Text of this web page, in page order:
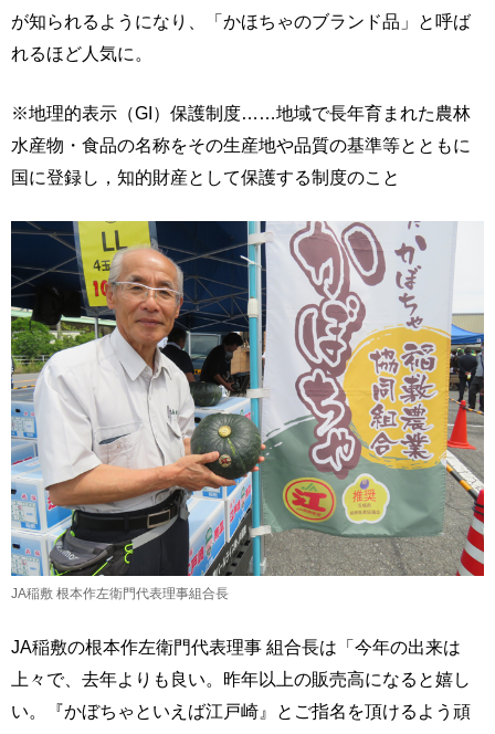
が知られるようになり、「かほちゃのブランド品」と呼ば
れるほど人気に。
※地理的表示（GI）保護制度……地域で長年育まれた農林
水産物・食品の名称をその生産地や品質の基準等とともに
国に登録し，知的財産として保護する制度のこと
JA稲敷 根本作左衛門代表理事組合長
JA稲敷の根本作左衛門代表理事 組合長は「今年の出来は
上々で、去年よりも良い。昨年以上の販売高になると嬉し
い。『かぼちゃといえば江戸崎』とご指名を頂けるよう頑